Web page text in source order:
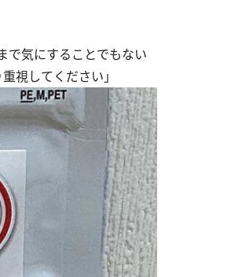
で気にすることでもない
視してください」